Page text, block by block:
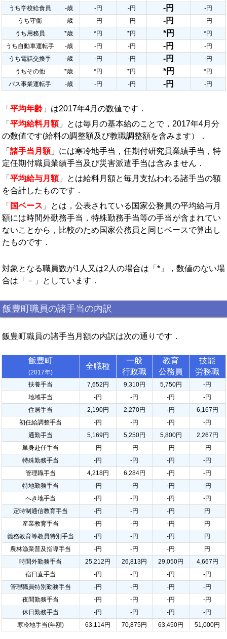
うち学校給食員
-歳 -円 -円 -円
-円
うち守衛
-歳 -円 -円 -円
-円
うち用務員
*歳 *円 *円 *円
*円
うち自動車運転手
-歳 -円 -円 -円
-円
うち電話交換手
-歳 -円 -円 -円
-円
うちその他
*歳 *円 *円 *円
*円
バス事業運転手
-歳 -円 -円 -円 -円
「 平均年齢 」は2017年4月の数値です．
「 平均給料月額」とは毎月の基本給のことで，2017年4月分
の数値です(給料の調整額及び教職調整額を含みます）．
「 諸手当月額」には寒冷地手当，任期付研究員業績手当，特
定任期付職員業績手当及び災害派遣手当は含みません．
「 平均給与月額」とは給料月額と毎月支払われる諸手当の額
を合計したものです．
「 国ベース 」とは，公表されている国家公務員の平均給与月
額には時間外勤務手当，特殊勤務手当等の手当が含まれてい
ないことから，比較のため国家公務員と同じベースで算出し
たものです．
対象となる職員数が1人又は2人の場合は「*」，数値のない場
合は「－」としています．
飯豊町職員の諸手当の内訳
飯豊町職員の諸手当月額の内訳は次の通りです．
飯豊町
(2017年)
全職種
一般
行政職
教育
公務員
技能
労務職
扶養手当 7,652円 9,310円 5,750円
-円
地域手当
-円 -円 -円
-円
住居手当
2,190円 2,270円 -円
6,167円
初任給調整手当
-円 -円 -円
-円
通勤手当
5,169円 5,250円 5,800円
2,267円
単身赴任手当
-円 -円 -円
-円
特殊勤務手当
-円 -円 -円
-円
管理職手当
4,218円 6,284円 -円
-円
特地勤務手当
-円 -円 -円
-円
へき地手当
-円 -円 -円
-円
定時制通信教育手当
-円 -円 -円
円
産業教育手当
-円 -円 -円
円
義務教育等教員特別手当
-円 -円 -円
円
農林漁業普及指導手当
-円 -円 -円
円
時間外勤務手当
25,212円 26,813円 29,050円
4,667円
宿日直手当
-円 -円 -円
-円
管理職員特別勤務手当
-円 -円 -円
-円
夜間勤務手当
-円 -円 -円
-円
休日勤務手当
-円 -円 -円
-円
寒冷地手当(年額)
63,114円 70,875円 63,450円 51,000円